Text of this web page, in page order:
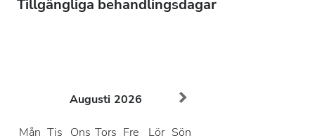
Tillgängliga behandlingsdagar
Augusti 2026
Mån Tis Ons Tors Fre Lör Sön